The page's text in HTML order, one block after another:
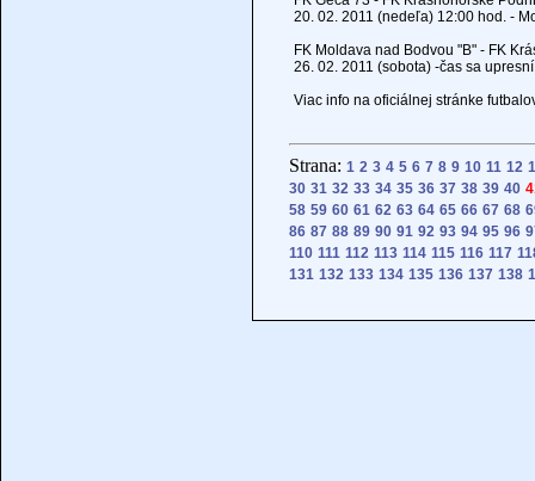
20. 02. 2011 (nedeľa) 12:00 hod. -
FK Moldava nad Bodvou "B" - FK
26. 02. 2011 (sobota) -čas sa
Viac info na oficiálnej stránke
Strana: 1 2 3 4 5 6 7 8 9 10 11 12
30 31 32 33 34 35 36 37 38 39 40
58 59 60 61 62 63 64 65 66 67 68
86 87 88 89 90 91 92 93 94 95 96
110 111 112 113 114 115 116 117
131 132 133 134 135 136 137 138